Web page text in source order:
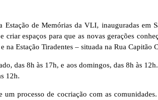
Estação de Memórias da VLI, inauguradas
espaços para que as novas gerações
Estação Tiradentes – situada na Rua Capitão
das 8h às 17h, e aos domingos, das 8h às
12h.
processo de cocriação com as